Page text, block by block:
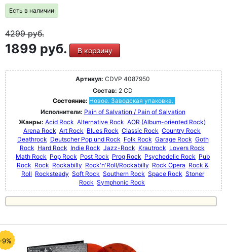
Есть в наличии
4299руб.
1899 руб. В корзину
Артикул: CDVP 4087950
Состав: 2 CD
Состояние: Новое. Заводская упаковка.
Исполнители: Pain of Salvation / Pain of Salvation
Жанры: Acid Rock Alternative Rock AOR (Album-oriented Rock)
Arena Rock Art Rock Blues Rock Classic Rock Country Rock
Deathrock Deutscher Pop und Rock Folk Rock Garage Rock Goth
Rock Hard Rock Indie Rock Jazz-Rock Krautrock Lovers Rock
Math Rock Pop Rock Post Rock Prog Rock Psychedelic Rock Pub
Rock Rock Rockabilly Rock'n'Roll/Rockabilly Rock Opera Rock &
Roll Rocksteady Soft Rock Southern Rock Space Rock Stoner
Rock Symphonic Rock
9%